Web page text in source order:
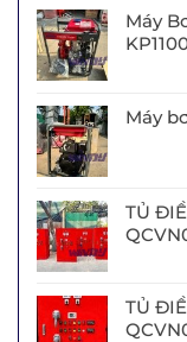
Máy
Máy
TỦ
TỦ